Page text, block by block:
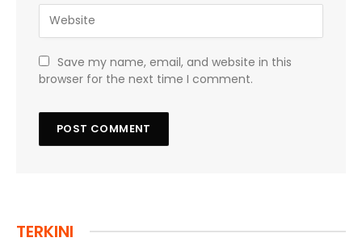
Save my name, email, and website in this
browser for the next time I comment.
TERKINI